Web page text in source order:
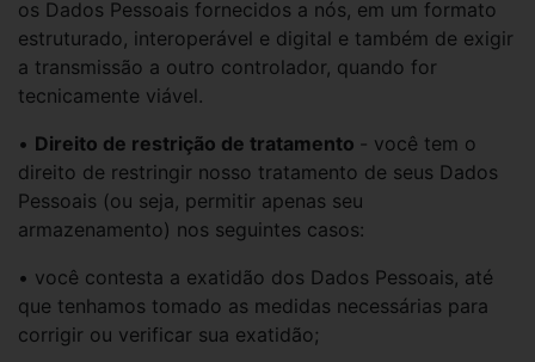
os Dados Pessoais fornecidos a nós, em um formato
estruturado, interoperável e digital e também de exigir
a transmissão a outro controlador, quando for
tecnicamente viável.
• Direito de restrição de tratamento - você tem o
direito de restringir nosso tratamento de seus Dados
Pessoais (ou seja, permitir apenas seu
armazenamento) nos seguintes casos:
• você contesta a exatidão dos Dados Pessoais, até
que tenhamos tomado as medidas necessárias para
corrigir ou verificar sua exatidão;